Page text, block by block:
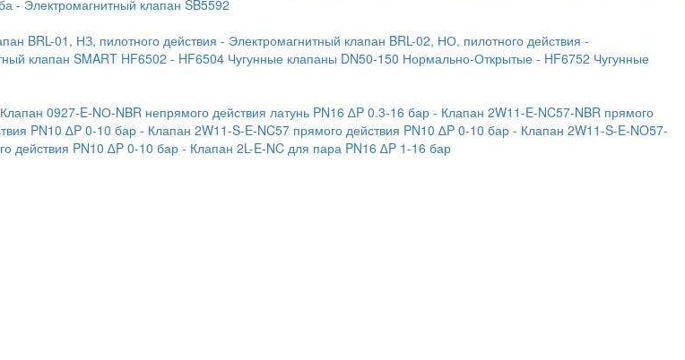
- Электромагнитный клапан SB5592
BRL-01, НЗ, пилотного действия - Электромагнитный клапан BRL-02, НО, пилотного действия -
клапан SMART HF6502 - HF6504 Чугунные клапаны DN50-150 Нормально-Открытые - HF6752 Чугунные
0927-E-NО-NBR непрямого действия латунь PN16 ∆P 0.3-16 бар - Клапан 2W11-E-NC57-NBR прямого
PN10 ∆P 0-10 бар - Клапан 2W11-S-E-NC57 прямого действия PN10 ∆P 0-10 бар - Клапан 2W11-S-E-NO57-
действия PN10 ∆P 0-10 бар - Клапан 2L-E-NC для пара PN16 ∆P 1-16 бар